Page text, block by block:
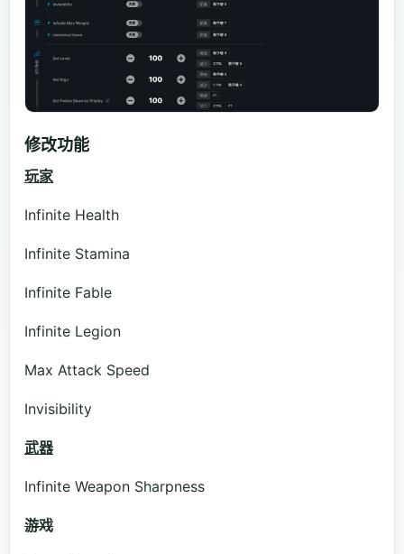
修改功能
玩家
Infinite Health
Infinite Stamina
Infinite Fable
Infinite Legion
Max Attack Speed
Invisibility
武器
Infinite Weapon Sharpness
游戏